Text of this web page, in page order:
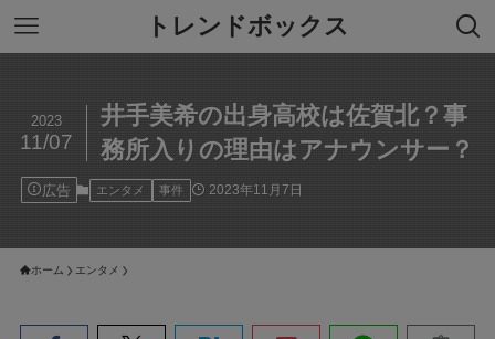
トレンドボックス
井手美希の出身高校は佐賀北？事
務所入りの理由はアナウンサー？
2023
11/07
広告 エンタメ 事件 2023年11月7日
ホーム エンタメ